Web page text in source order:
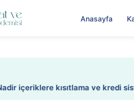
Anasayfa
içeriklere kısıtlama ve kredi